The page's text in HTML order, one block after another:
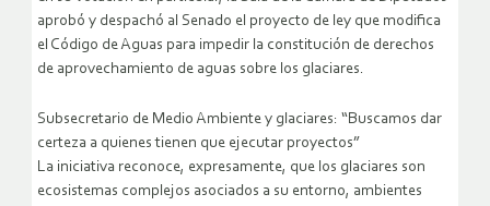
aprobó y despachó al Senado el proyecto de ley que modifica
el Código de Aguas para impedir la constitución de derechos
de aprovechamiento de aguas sobre los glaciares.
Subsecretario de Medio Ambiente y glaciares: “Buscamos dar
certeza a quienes tienen que ejecutar proyectos”
La iniciativa reconoce, expresamente, que los glaciares son
ecosistemas complejos asociados a su entorno, ambientes